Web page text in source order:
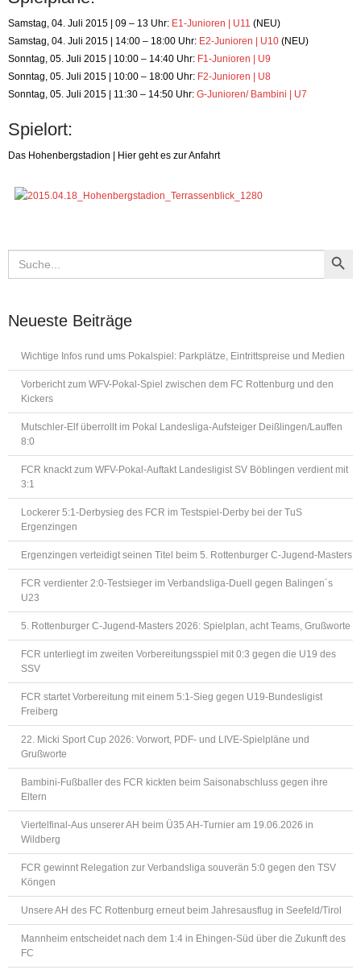
Samstag, 04. Juli 2015 | 09 – 13 Uhr: E1-Junioren | U11 (NEU)
Samstag, 04. Juli 2015 | 14:00 – 18:00 Uhr: E2-Junioren | U10 (NEU)
Sonntag, 05. Juli 2015 | 10:00 – 14:40 Uhr: F1-Junioren | U9
Sonntag, 05. Juli 2015 | 10:00 – 18:00 Uhr: F2-Junioren | U8
Sonntag, 05. Juli 2015 | 11:30 – 14:50 Uhr: G-Junioren/ Bambini | U7
Spielort:
Das Hohenbergstadion | Hier geht es zur Anfahrt
Search
for:
Search Button
Neueste Beiträge
Wichtige Infos rund ums Pokalspiel: Parkplätze, Eintrittspreise und Medien
Vorbericht zum WFV-Pokal-Spiel zwischen dem FC Rottenburg und den
Kickers
Mutschler-Elf überrollt im Pokal Landesliga-Aufsteiger Deißlingen/Lauffen
8:0
FCR knackt zum WFV-Pokal-Auftakt Landesligist SV Böblingen verdient mit
3:1
Lockerer 5:1-Derbysieg des FCR im Testspiel-Derby bei der TuS
Ergenzingen
Ergenzingen verteidigt seinen Titel beim 5. Rottenburger C-Jugend-Masters
FCR verdienter 2:0-Testsieger im Verbandsliga-Duell gegen Balingen´s
U23
5. Rottenburger C-Jugend-Masters 2026: Spielplan, acht Teams, Grußworte
FCR unterliegt im zweiten Vorbereitungsspiel mit 0:3 gegen die U19 des
SSV
FCR startet Vorbereitung mit einem 5:1-Sieg gegen U19-Bundesligist
Freiberg
22. Micki Sport Cup 2026: Vorwort, PDF- und LIVE-Spielpläne und
Grußworte
Bambini-Fußballer des FCR kickten beim Saisonabschluss gegen ihre
Eltern
Viertelfinal-Aus unserer AH beim Ü35 AH-Turnier am 19.06.2026 in
Wildberg
FCR gewinnt Relegation zur Verbandsliga souverän 5:0 gegen den TSV
Köngen
Unsere AH des FC Rottenburg erneut beim Jahresausflug in Seefeld/Tirol
Mannheim entscheidet nach dem 1:4 in Ehingen-Süd über die Zukunft des
FC